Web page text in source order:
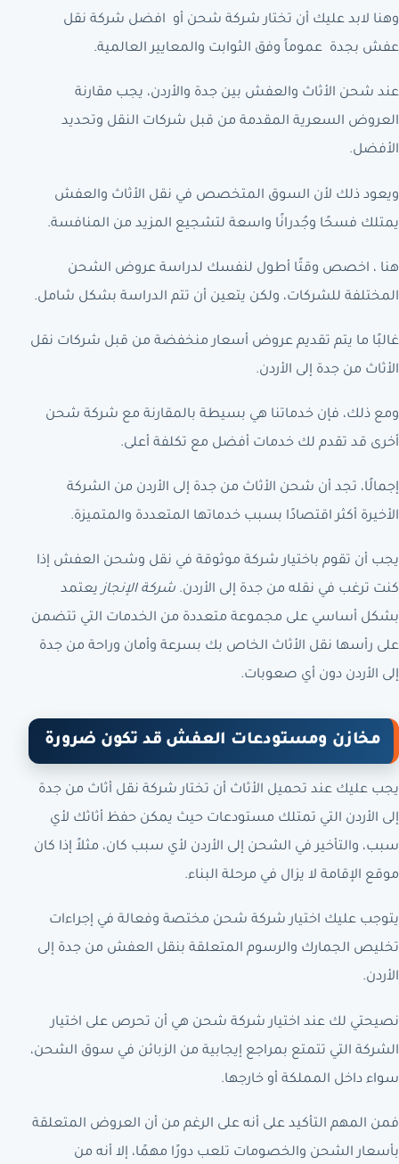
وهنا لابد عليك أن تختار شركة شحن أو افضل شركة نقل
عفش بجدة عموماً وفق الثوابت والمعايير العالمية.
عند شحن الأثاث والعفش بين جدة والأردن، يجب مقارنة
العروض السعرية المقدمة من قبل شركات النقل وتحديد
الأفضل.
ويعود ذلك لأن السوق المتخصص في نقل الأثاث والعفش
يمتلك فسحًا وجُدرانًا واسعة لتشجيع المزيد من المنافسة.
هنا ، اخصص وقتًا أطول لنفسك لدراسة عروض الشحن
المختلفة للشركات، ولكن يتعين أن تتم الدراسة بشكل شامل.
غالبًا ما يتم تقديم عروض أسعار منخفضة من قبل شركات نقل
الأثاث من جدة إلى الأردن.
ومع ذلك، فإن خدماتنا هي بسيطة بالمقارنة مع شركة شحن
أخرى قد تقدم لك خدمات أفضل مع تكلفة أعلى.
إجمالًا، تجد أن شحن الأثاث من جدة إلى الأردن من الشركة
الأخيرة أكثر اقتصادًا بسبب خدماتها المتعددة والمتميزة.
يجب أن تقوم باختيار شركة موثوقة في نقل وشحن العفش إذا
كنت ترغب في نقله من جدة إلى الأردن. شركة الإنجاز يعتمد
بشكل أساسي على مجموعة متعددة من الخدمات التي تتضمن
على رأسها نقل الأثاث الخاص بك بسرعة وأمان وراحة من جدة
إلى الأردن دون أي صعوبات.
مخازن ومستودعات العفش قد تكون ضرورة
يجب عليك عند تحميل الأثاث أن تختار شركة نقل أثاث من جدة
إلى الأردن التي تمتلك مستودعات حيث يمكن حفظ أثاثك لأي
سبب، والتأخير في الشحن إلى الأردن لأي سبب كان، مثلاً إذا كان
موقع الإقامة لا يزال في مرحلة البناء.
يتوجب عليك اختيار شركة شحن مختصة وفعالة في إجراءات
تخليص الجمارك والرسوم المتعلقة بنقل العفش من جدة إلى
الأردن.
نصيحتي لك عند اختيار شركة شحن هي أن تحرص على اختيار
الشركة التي تتمتع بمراجع إيجابية من الزبائن في سوق الشحن،
سواء داخل المملكة أو خارجها.
فمن المهم التأكيد على أنه على الرغم من أن العروض المتعلقة
بأسعار الشحن والخصومات تلعب دورًا مهمًا، إلا أنه من